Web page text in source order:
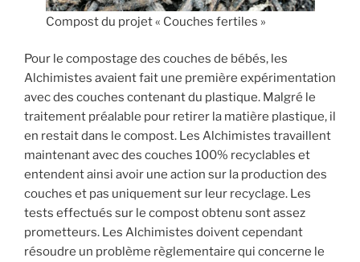
Compost du projet « Couches fertiles »
Pour le compostage des couches de bébés, les
Alchimistes avaient fait une première expérimentation
avec des couches contenant du plastique. Malgré le
traitement préalable pour retirer la matière plastique, il
en restait dans le compost. Les Alchimistes travaillent
maintenant avec des couches 100% recyclables et
entendent ainsi avoir une action sur la production des
couches et pas uniquement sur leur recyclage. Les
tests effectués sur le compost obtenu sont assez
prometteurs. Les Alchimistes doivent cependant
résoudre un problème règlementaire qui concerne le